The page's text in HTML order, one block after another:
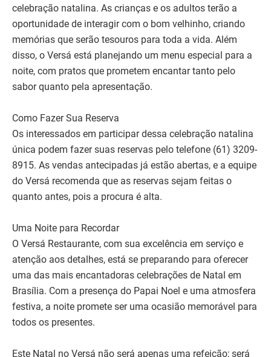
celebração natalina. As crianças e os adultos terão a
oportunidade de interagir com o bom velhinho, criando
memórias que serão tesouros para toda a vida. Além
disso, o Versá está planejando um menu especial para a
noite, com pratos que prometem encantar tanto pelo
sabor quanto pela apresentação.
Como Fazer Sua Reserva
Os interessados em participar dessa celebração natalina
única podem fazer suas reservas pelo telefone (61) 3209-
8915. As vendas antecipadas já estão abertas, e a equipe
do Versá recomenda que as reservas sejam feitas o
quanto antes, pois a procura é alta.
Uma Noite para Recordar
O Versá Restaurante, com sua excelência em serviço e
atenção aos detalhes, está se preparando para oferecer
uma das mais encantadoras celebrações de Natal em
Brasília. Com a presença do Papai Noel e uma atmosfera
festiva, a noite promete ser uma ocasião memorável para
todos os presentes.
Este Natal no Versá não será apenas uma refeição; será